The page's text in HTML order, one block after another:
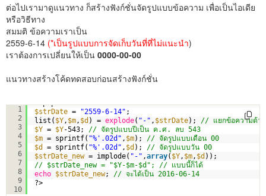
ต่อไปเรามาดูแนวทาง ก็สร้างฟังก์ชั่นจัดรูปแบบข้อความ เพื่อเป็นไอเดีย
หรือวิธีทาง
สมมติ ข้อความเราเป็น
2559-6-14 (*เป็นรูปแบบการจัดเก็บวันที่ที่ไม่แนะนำ)
เราต้องการเปลี่ยนให้เป็น 0000-00-00
แนวทางสร้างโค้ดทดสอบก่อนสร้างฟังก์ชั่น
1
2
3
4
5
6
7
8
9
10
$strDate = "2559-6-14" ;
list( $Y , $m , $d ) = explode( "-" , $strDate); // แยกข้อความด้ว
$Y = $Y-543; // จัดรูปแบบปีเป็น ค.ศ. ลบ 543
$m = sprintf( "%'.02d" , $m); // จัดรูปแบบเดือน 00
$d
= sprintf( "%'.02d" , $d ); // จัดรูปแบบวัน 00
$strDate_new = implode( "-" ,array( $Y , $m , $d ));
// $strDate_new = "$Y-$m-$d"; // แบบนี้ก็ได้
echo $strDate_new; // จะได้เป็น 2016-06-14
?>